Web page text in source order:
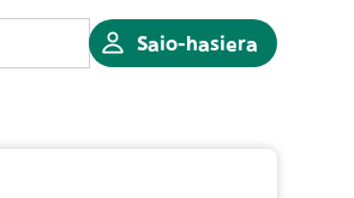
Saio-hasiera